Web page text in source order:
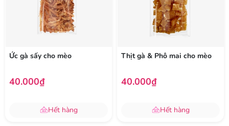
Ức gà sấy cho mèo
40.000₫
Hết hàng
Thịt gà & Phô mai cho mèo
40.000₫
Hết hàng